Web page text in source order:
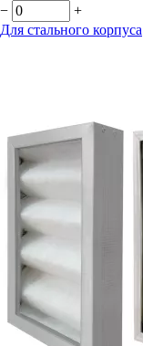
−
+
Для стального корпуса